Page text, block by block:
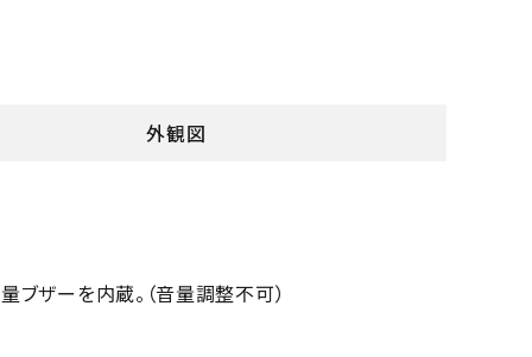
外観図
ーを内蔵。（音量調整不可）